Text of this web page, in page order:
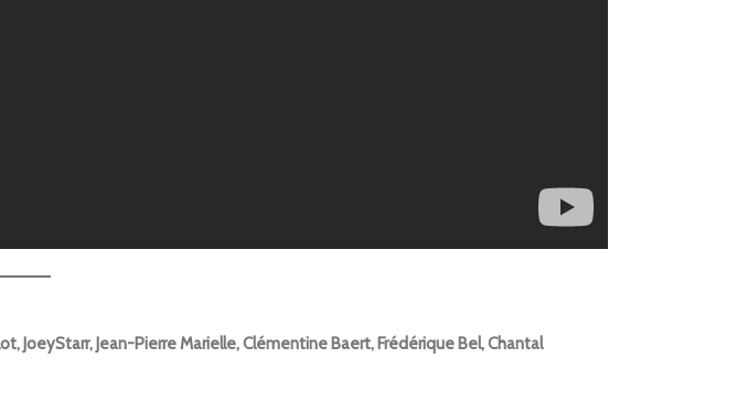
JoeyStarr, Jean-Pierre Marielle, Clémentine Baert, Frédérique Bel, Chantal